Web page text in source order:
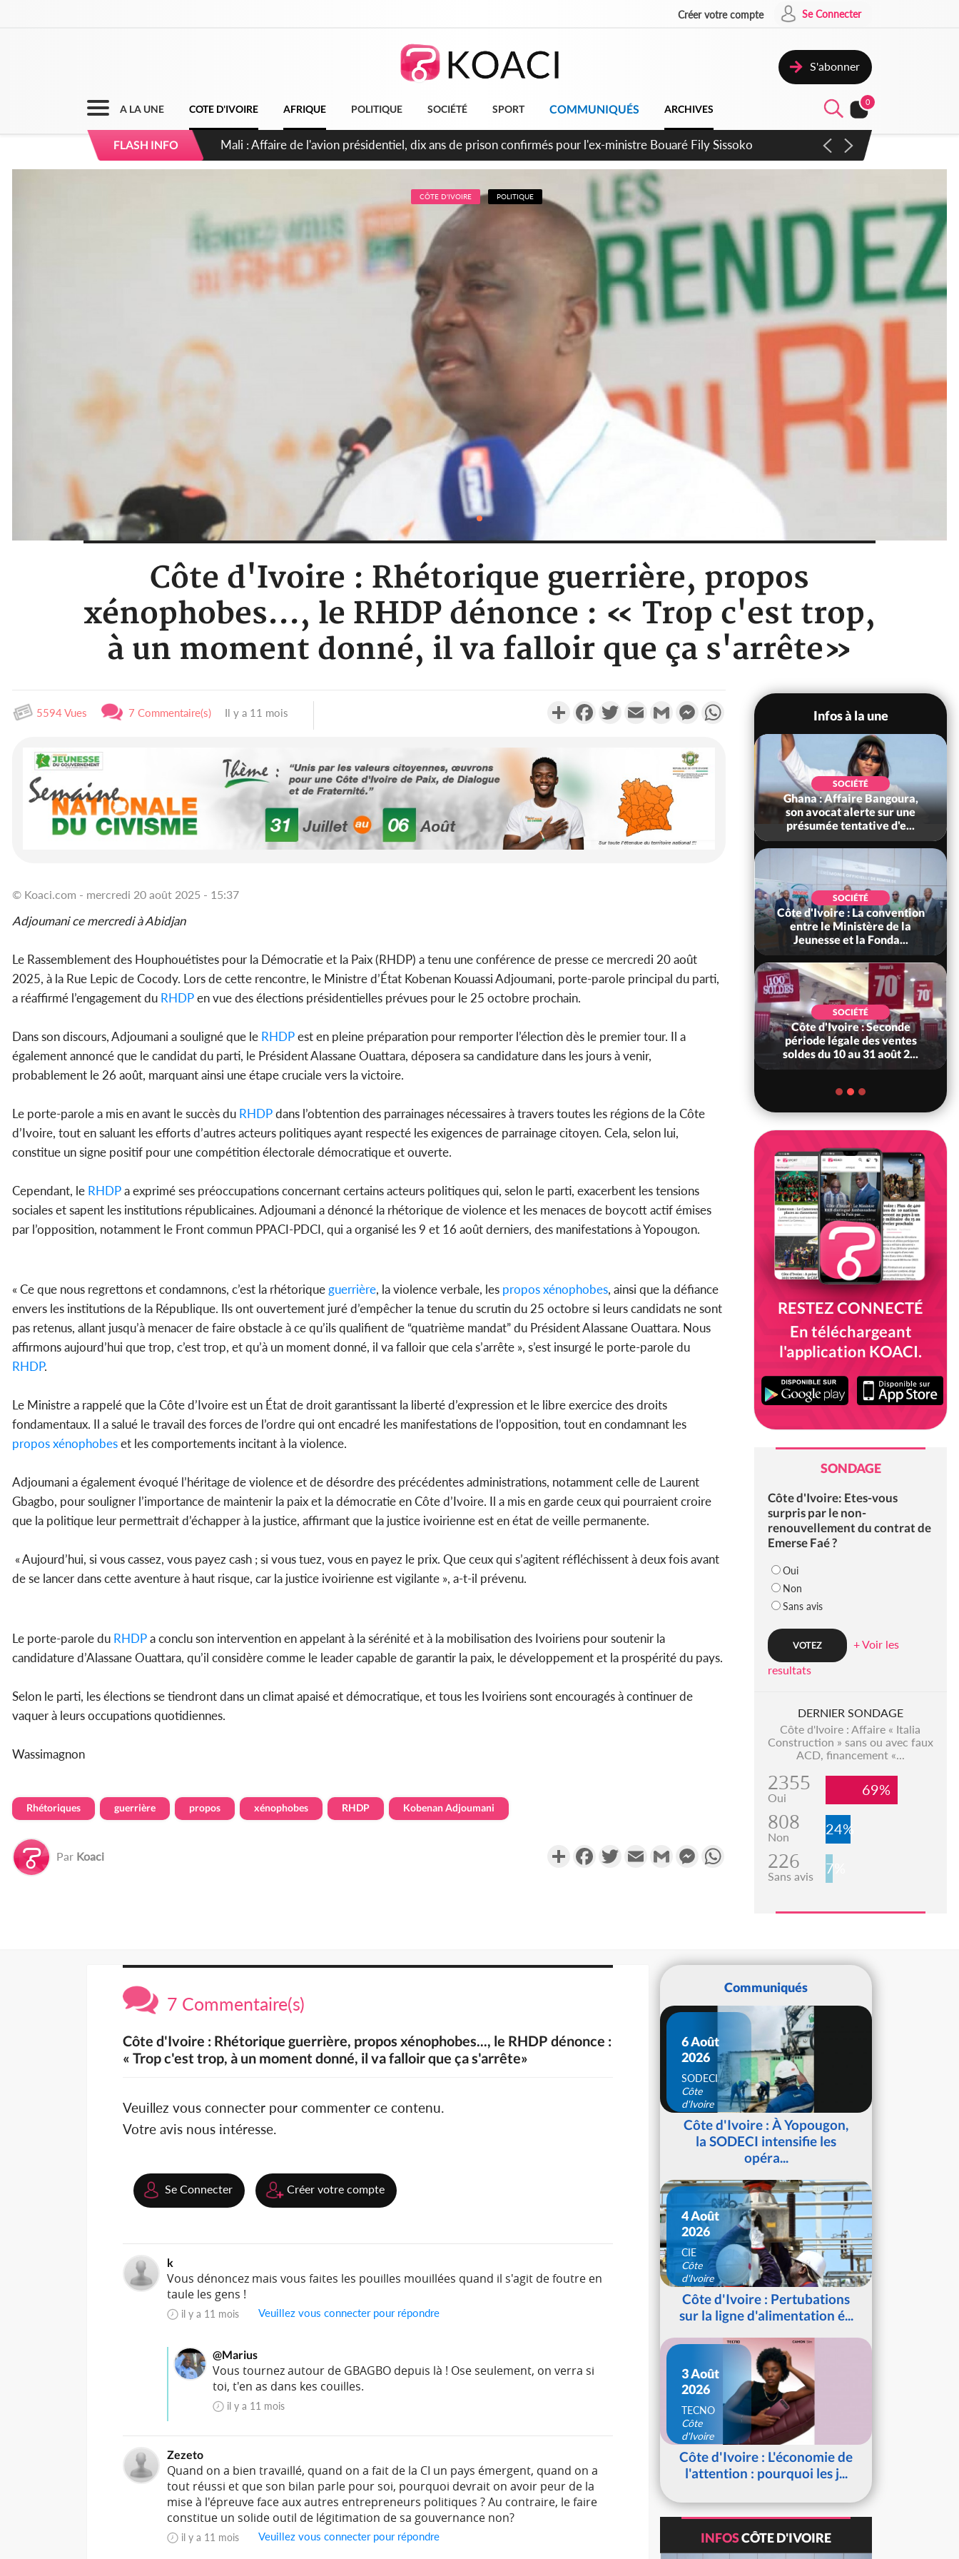
Créer votre compte Se Connecter
S'abonner
A LA UNE COTE D'IVOIRE AFRIQUE POLITIQUE SOCIÉTÉ SPORT COMMUNIQUÉS ARCHIVES
0
FLASH INFO Nigeria : Le Togo et le Cameroun principaux acheteurs des produits de la raffinerie Dangote en juillet
CÔTE D'IVOIRE POLITIQUE
Côte d'Ivoire : Rhétorique guerrière, propos
xénophobes..., le RHDP dénonce : « Trop c'est trop,
à un moment donné, il va falloir que ça s'arrête»
5594 Vues 7 Commentaire(s) Il y a 11 mois PartagerFacebookTwitterEmail Gmail MessengerWhatsApp
© Koaci.com - mercredi 20 août 2025 - 15:37
Adjoumani ce mercredi à Abidjan
Le Rassemblement des Houphouétistes pour la Démocratie et la Paix (RHDP) a tenu une conférence de presse ce mercredi 20 août
2025, à la Rue Lepic de Cocody. Lors de cette rencontre, le Ministre d’État Kobenan Kouassi Adjoumani, porte-parole principal du parti,
a réaffirmé l’engagement du RHDPen vue des élections présidentielles prévues pour le 25 octobre prochain.
Dans son discours, Adjoumani a souligné que le RHDPest en pleine préparation pour remporter l’élection dès le premier tour. Il a
également annoncé que le candidat du parti, le Président Alassane Ouattara, déposera sa candidature dans les jours à venir,
probablement le 26 août, marquant ainsi une étape cruciale vers la victoire.
Le porte-parole a mis en avant le succès du RHDPdans l’obtention des parrainages nécessaires à travers toutes les régions de la Côte
d’Ivoire, tout en saluant les efforts d’autres acteurs politiques ayant respecté les exigences de parrainage citoyen. Cela, selon lui,
constitue un signe positif pour une compétition électorale démocratique et ouverte.
Cependant, le RHDPa exprimé ses préoccupations concernant certains acteurs politiques qui, selon le parti, exacerbent les tensions
sociales et sapent les institutions républicaines. Adjoumani a dénoncé la rhétorique de violence et les menaces de boycott actif émises
par l’opposition, notamment le Front commun PPACI-PDCI, qui a organisé les 9 et 16 août derniers, des manifestations à Yopougon.
« Ce que nous regrettons et condamnons, c’est la rhétorique guerrière, la violence verbale, les proposxénophobes, ainsi que la défiance
envers les institutions de la République. Ils ont ouvertement juré d’empêcher la tenue du scrutin du 25 octobre si leurs candidats ne sont
pas retenus, allant jusqu’à menacer de faire obstacle à ce qu’ils qualifient de “quatrième mandat” du Président Alassane Ouattara. Nous
affirmons aujourd’hui que trop, c’est trop, et qu’à un moment donné, il va falloir que cela s’arrête », s’est insurgé le porte-parole du
RHDP.
Le Ministre a rappelé que la Côte d’Ivoire est un État de droit garantissant la liberté d’expression et le libre exercice des droits
fondamentaux. Il a salué le travail des forces de l’ordre qui ont encadré les manifestations de l’opposition, tout en condamnant les
proposxénophobeset les comportements incitant à la violence.
Adjoumani a également évoqué l’héritage de violence et de désordre des précédentes administrations, notamment celle de Laurent
Gbagbo, pour souligner l’importance de maintenir la paix et la démocratie en Côte d’Ivoire. Il a mis en garde ceux qui pourraient croire
que la politique leur permettrait d’échapper à la justice, affirmant que la justice ivoirienne est en état de veille permanente.
« Aujourd’hui, si vous cassez, vous payez cash ; si vous tuez, vous en payez le prix. Que ceux qui s’agitent réfléchissent à deux fois avant
de se lancer dans cette aventure à haut risque, car la justice ivoirienne est vigilante », a-t-il prévenu.
Le porte-parole du RHDPa conclu son intervention en appelant à la sérénité et à la mobilisation des Ivoiriens pour soutenir la
candidature d’Alassane Ouattara, qu’il considère comme le leader capable de garantir la paix, le développement et la prospérité du pays.
Selon le parti, les élections se tiendront dans un climat apaisé et démocratique, et tous les Ivoiriens sont encouragés à continuer de
vaquer à leurs occupations quotidiennes.
Wassimagnon
Rhétoriques guerrière propos xénophobes RHDP Kobenan Adjoumani
Par Koaci PartagerFacebookTwitterEmail Gmail Messenger
Infos à la une
SOCIÉTÉ
Côte d'Ivoire : Kossandji sous
le choc, trois morts après une
nuit de viole...
Hervé Renard officiellement
Sélectionneur des É...
SOCIÉTÉ
Ghana : Affaire Bangoura,
son avocat alerte sur une
présumée tentative d'e...
SOCIÉTÉ
Côte d'Ivoire : La convention
entre le Ministère de la
Jeunesse et la Fonda...
SOCIÉTÉ
Côte d'Ivoire : Seconde
période légale des ventes
soldes du 10 au 31 août 2...
RESTEZ CONNECTÉ
En téléchargeant
l'application KOACI.
SONDAGE
Côte d'Ivoire: Etes-vous
surpris par le non-
renouvellement du contrat de
Emerse Faé ?
Oui
Non
Sans avis
+ Voir les
resultats
DERNIER SONDAGE
Côte d'Ivoire : Affaire « Italia
Construction » sans ou avec faux
ACD, financement «...
2355
Oui 69%
808
Non 24%
226
Sans avis 7%
7 Commentaire(s)
Côte d'Ivoire : Rhétorique guerrière, propos xénophobes..., le RHDP dénonce :
« Trop c'est trop, à un moment donné, il va falloir que ça s'arrête»
Veuillez vous connecter pour commenter ce contenu.
Votre avis nous intéresse.
Se Connecter Créer votre compte
k
Vous dénoncez mais vous faites les pouilles mouillées quand il s'agit de foutre en
taule les gens !
il y a 11 mois Veuillez vous connecter pour répondre
@Marius
Vous tournez autour de GBAGBO depuis là ! Ose seulement, on verra si
toi, t'en as dans kes couilles.
il y a 11 mois
Zezeto
Quand on a bien travaillé, quand on a fait de la CI un pays émergent, quand on a
tout réussi et que son bilan parle pour soi, pourquoi devrait on avoir peur de la
mise à l'épreuve face aux autres entrepreneurs politiques ? Au contraire, le faire
constitue un solide outil de légitimation de sa gouvernance non?
il y a 11 mois Veuillez vous connecter pour répondre
Communiqués
6 Août
2026
SODECI
Côte
d'Ivoire
Côte d'Ivoire : À Yopougon,
la SODECI intensifie les
opéra...
4 Août
2026
CIE
Côte
d'Ivoire
Côte d'Ivoire : Pertubations
sur la ligne d'alimentation é...
3 Août
2026
TECNO
Côte
d'Ivoire
Côte d'Ivoire : L'économie de
l'attention : pourquoi les j...
INFOSCÔTE D'IVOIRE